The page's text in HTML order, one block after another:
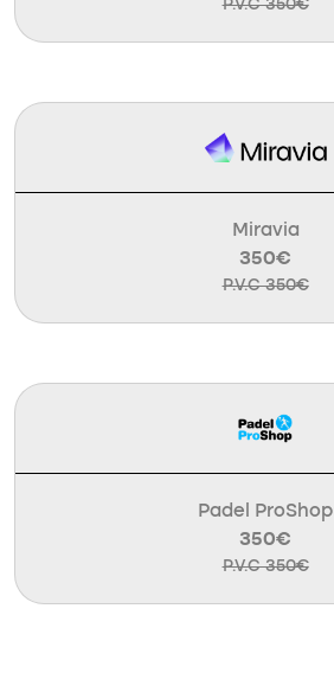
P.V.C 350€
Miravia
350€
P.V.C 350€
Padel ProShop
350€
P.V.C 350€